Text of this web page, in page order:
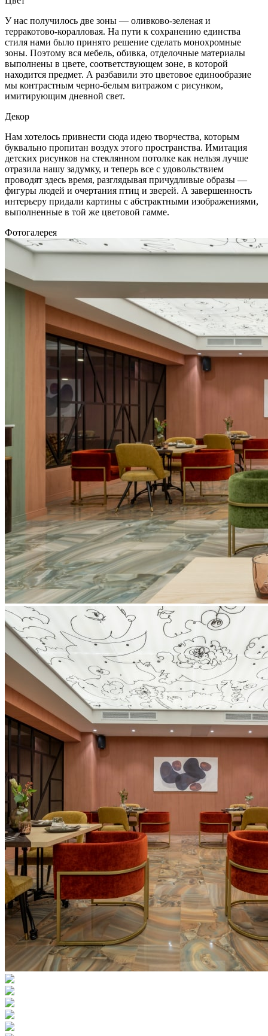
У нас получилось две зоны — оливково-зеленая и
терракотово-коралловая. На пути к сохранению единства
стиля нами было принято решение сделать монохромные
зоны. Поэтому вся мебель, обивка, отделочные материалы
выполнены в цвете, соответствующем зоне, в которой
находится предмет. А разбавили это цветовое единообразие
мы контрастным черно-белым витражом с рисунком,
имитирующим дневной свет.
Декор
Нам хотелось привнести сюда идею творчества, которым
буквально пропитан воздух этого пространства. Имитация
детских рисунков на стеклянном потолке как нельзя лучше
отразила нашу задумку, и теперь все с удовольствием
проводят здесь время, разглядывая причудливые образы —
фигуры людей и очертания птиц и зверей. А завершенность
интерьеру придали картины с абстрактными изображениями,
выполненные в той же цветовой гамме.
Фотогалерея